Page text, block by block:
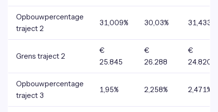
Opbouwpercentage
traject 2
31,009% 30,03% 31,433%
Grens traject 2
€
25.845
€
26.288
€
24.820
Opbouwpercentage
traject 3
1,95% 2,258% 2,471%